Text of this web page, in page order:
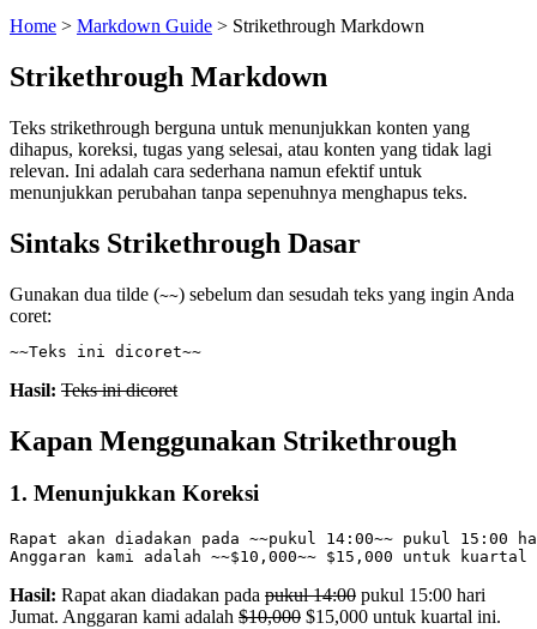
Home > Markdown Guide > Strikethrough Markdown
Strikethrough Markdown
Teks strikethrough berguna untuk menunjukkan konten yang
dihapus, koreksi, tugas yang selesai, atau konten yang tidak lagi
relevan. Ini adalah cara sederhana namun efektif untuk
menunjukkan perubahan tanpa sepenuhnya menghapus teks.
Sintaks Strikethrough Dasar
Gunakan dua tilde (~~) sebelum dan sesudah teks yang ingin Anda
coret:
~~Teks ini dicoret~~
Hasil: Teks ini dicoret
Kapan Menggunakan Strikethrough
1. Menunjukkan Koreksi
Rapat akan diadakan pada ~~pukul 14:00~~ pukul 15:00
Anggaran kami adalah ~~$10,000~~ $15,000 untuk
Hasil: Rapat akan diadakan pada pukul 14:00 pukul 15:00 hari
Jumat. Anggaran kami adalah $10,000 $15,000 untuk kuartal ini.